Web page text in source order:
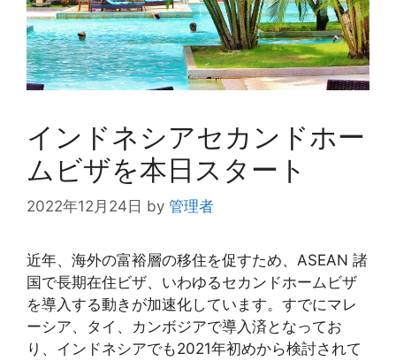
インドネシアセカンドホー
ムビザを本日スタート
2022年12月24日 by 管理者
近年、海外の富裕層の移住を促すため、ASEAN 諸
国で長期在住ビザ、いわゆるセカンドホームビザ
を導入する動きが加速化しています。すでにマレ
ーシア、タイ、カンボジアで導入済となってお
り、インドネシアでも2021年初めから検討されて